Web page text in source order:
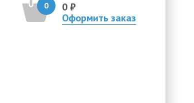
0
0 ₽
Оформить заказ